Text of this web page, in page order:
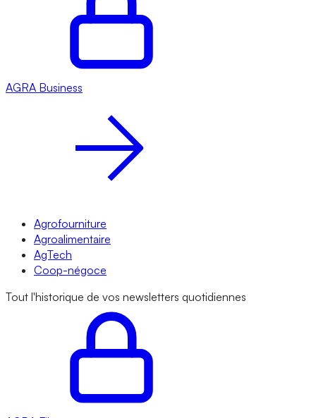
AGRA Business
Agrofourniture
Agroalimentaire
AgTech
Coop-négoce
Tout l'historique de vos newsletters quotidiennes